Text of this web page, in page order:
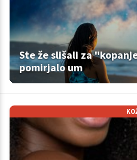
Ste že slišali za
pomirjalo um